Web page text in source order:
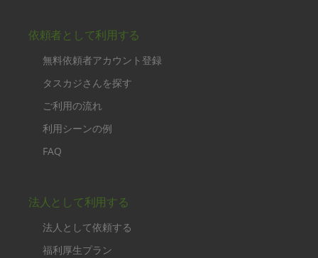
依頼者として利用する
無料依頼者アカウント登録
タスカジさんを探す
ご利用の流れ
利用シーンの例
FAQ
法人として利用する
法人として依頼する
福利厚生プラン